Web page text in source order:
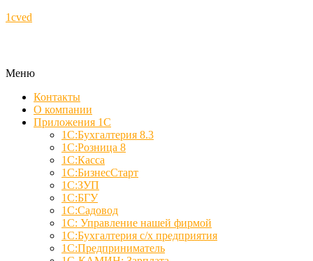
1cved
Меню
Контакты
О компании
Приложения 1С
1С:Бухгалтерия 8.3
1С:Розница 8
1С:Касса
1С:БизнесСтарт
1С:ЗУП
1С:БГУ
1С:Садовод
1С: Управление нашей фирмой
1С:Бухгалтерия с/х предприятия
1С:Предприниматель